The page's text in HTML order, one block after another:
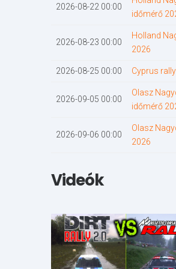
2026-08-22 00:00
időmérő
2026-08-23 00:00
Holland
2026
2026-08-25 00:00 Cyprus rally
2026-09-05 00:00
Olasz
időmérő
2026-09-06 00:00
Olasz
2026
Videók